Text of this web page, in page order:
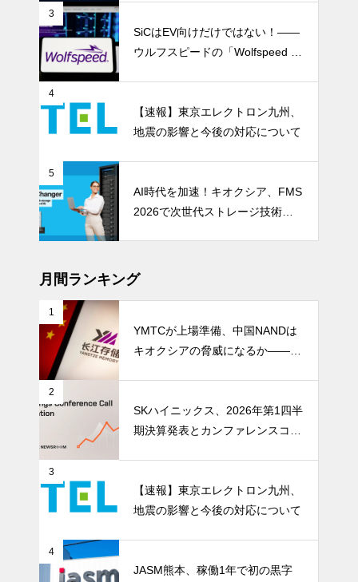
3
SiCはEV向けだけではない！――
ウルフスピードの「Wolfspeed G
4
【速報】東京エレクトロン九州、
地震の影響と今後の対応について
5
AI時代を加速！キオクシア、FMS
2026で次世代ストレージ技術を
月間ランキング
1
YMTCが上場準備、中国NANDは
キオクシアの脅威になるか――AI
2
SKハイニックス、2026年第1四半
期決算発表とカンファレンスコー
3
【速報】東京エレクトロン九州、
地震の影響と今後の対応について
4
JASM熊本、稼働1年で初の黒字